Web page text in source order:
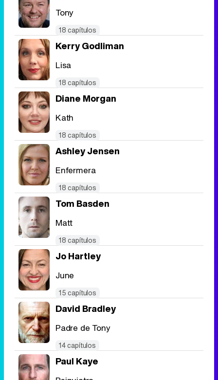
Tony
18 capítulos
Kerry Godliman
Lisa
18 capítulos
Diane Morgan
Kath
18 capítulos
Ashley Jensen
Enfermera
18 capítulos
Tom Basden
Matt
18 capítulos
Jo Hartley
June
15 capítulos
David Bradley
Padre de Tony
14 capítulos
Paul Kaye